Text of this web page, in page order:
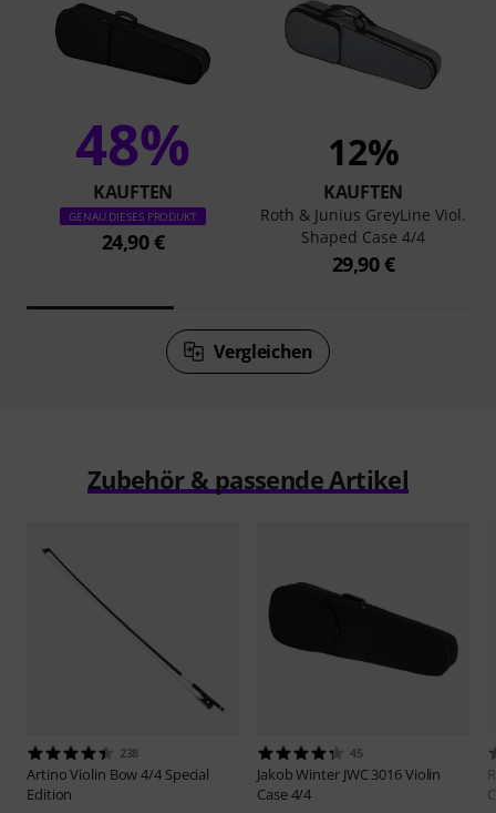
48%
KAUFTEN
GENAU DIESES PRODUKT
24,90 €
12%
KAUFTEN
Roth & Junius GreyLine Viol.
Shaped Case 4/4
29,90 €
Vergleichen
Zubehör & passende Artikel
238
ArtinoViolin Bow 4/4 Special
Edition
45
Jakob Winter JWC 3016 Violin
Case 4/4